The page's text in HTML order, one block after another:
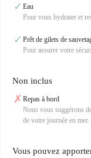
✓ Eau
Pour vous hydrater et
✓ Prêt de gilets de
Pour assurer votre
Non inclus
✗ Repas à bord
Nous vous suggérons
de votre journée en mer.
Vous pouvez